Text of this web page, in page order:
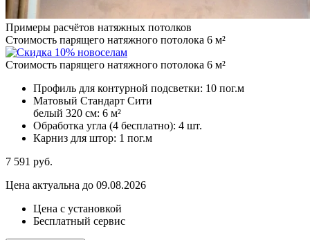
Примеры расчётов натяжных потолков
Стоимость парящего натяжного потолока 6 м²
Стоимость парящего натяжного потолока 6 м²
Профиль для контурной подсветки: 10 пог.м
Матовый Стандарт Сити
белый 320 см: 6 м²
Обработка угла (4 бесплатно): 4 шт.
Карниз для штор: 1 пог.м
7 591 руб.
Цена актуальна до 09.08.2026
Цена с установкой
Бесплатный сервис